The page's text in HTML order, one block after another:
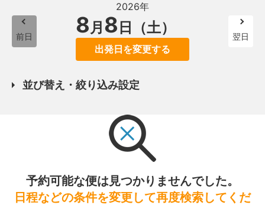
前日
2026年
8月 8 日（土）
出発日を変更する
翌日
並び替え・絞り込み設定
予約可能な便は見つかりませんでした。
日程などの条件を変更して再度検索してくだ